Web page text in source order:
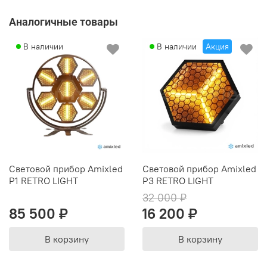
Аналогичные товары
В наличии
Световой прибор Amixled
P1 RETRO LIGHT
85 500 ₽
В корзину
В наличии Акция
Световой прибор Amixled
P3 RETRO LIGHT
32 000 ₽
16 200 ₽
В корзину